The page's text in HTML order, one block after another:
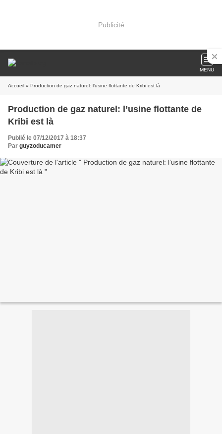
Publicité
MENU
Accueil » Production de gaz naturel: l’usine flottante de Kribi est là
Production de gaz naturel: l’usine flottante de
Kribi est là
Publié le 07/12/2017 à 18:37
Par guyzoducamer